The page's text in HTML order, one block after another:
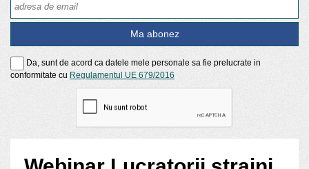
Da, sunt de acord ca datele mele personale sa fie prelucrate in
conformitate cu Regulamentul UE 679/2016